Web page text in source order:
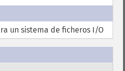
un sistema de ficheros I/O